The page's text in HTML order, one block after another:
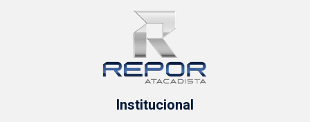
Institucional